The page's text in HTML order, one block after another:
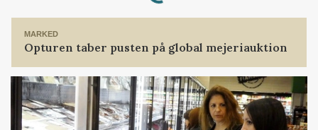
MARKED
Opturen taber pusten på global mejeriauktion